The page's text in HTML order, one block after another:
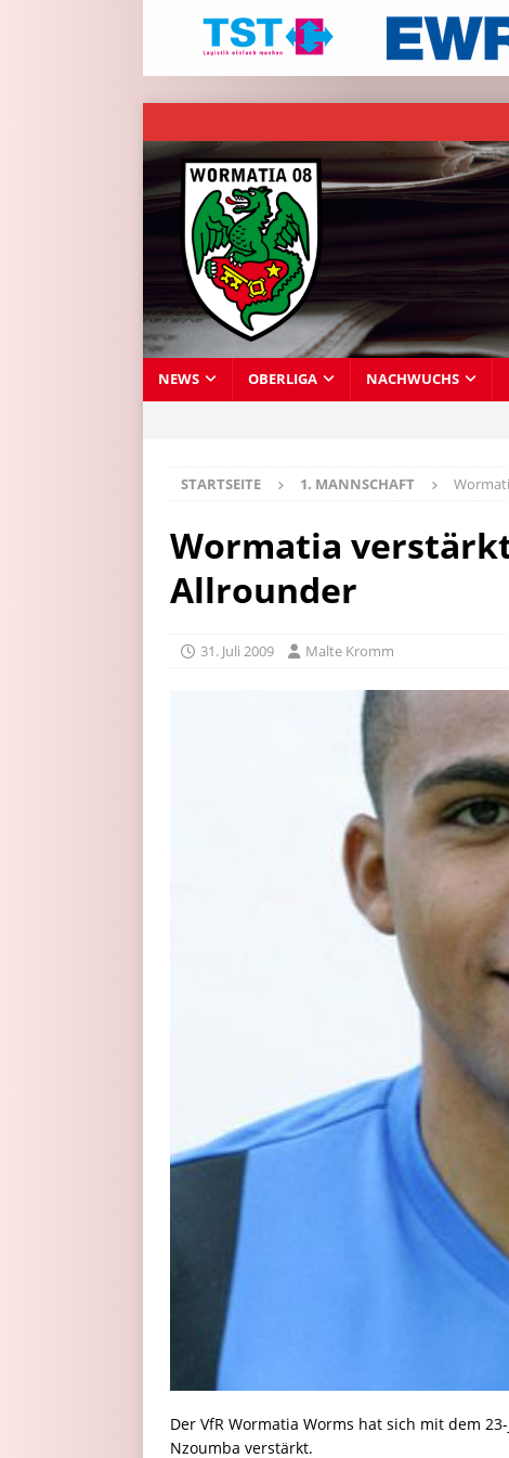
NEWS OBERLIGA NACHWUCHS
STARTSEITE 1. MANNSCHAFT
Wormatia
Allrounder
31. Juli 2009 Malte Kromm
Der VfR Wormatia Worms hat sich mit dem
Nzoumba verstärkt.